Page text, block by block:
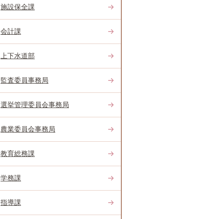
施設保全課
会計課
上下水道部
監査委員事務局
選挙管理委員会事務局
農業委員会事務局
教育総務課
学務課
指導課